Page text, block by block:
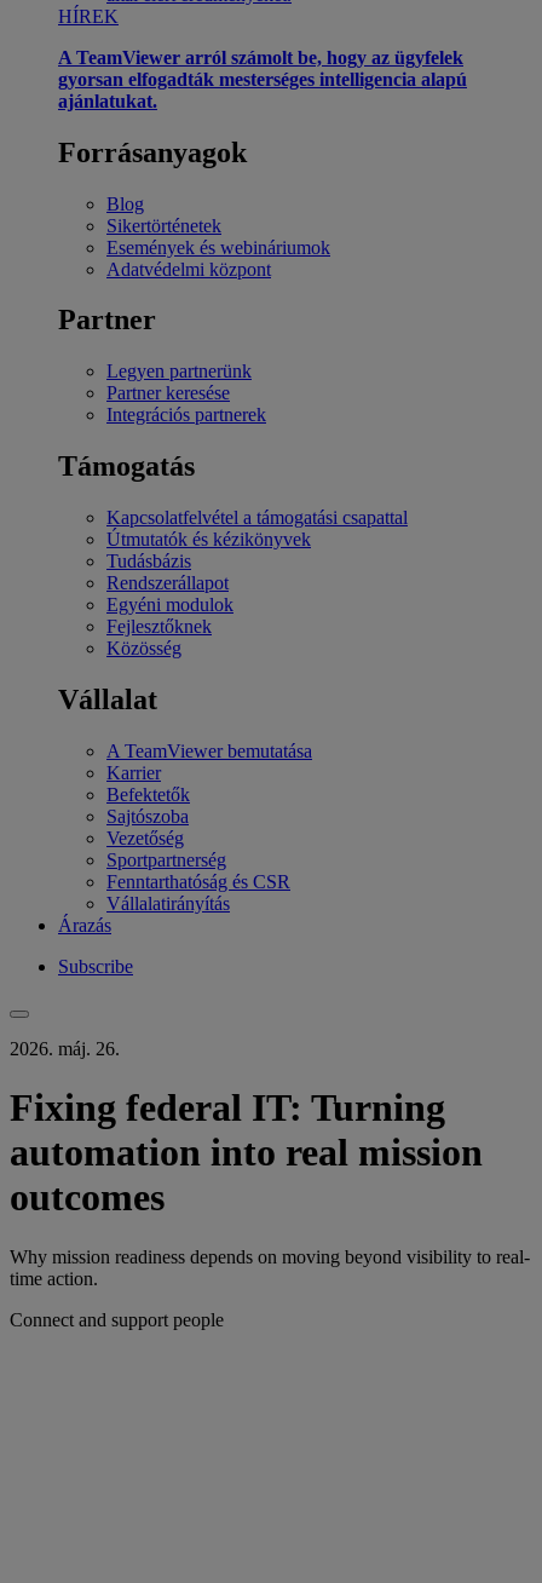
HÍREK
A TeamViewer arról számolt be, hogy az ügyfelek
gyorsan elfogadták mesterséges intelligencia alapú
ajánlatukat.
Forrásanyagok
Blog
Sikertörténetek
Események és webináriumok
Adatvédelmi központ
Partner
Legyen partnerünk
Partner keresése
Integrációs partnerek
Támogatás
Kapcsolatfelvétel a támogatási csapattal
Útmutatók és kézikönyvek
Tudásbázis
Rendszerállapot
Egyéni modulok
Fejlesztőknek
Közösség
Vállalat
A TeamViewer bemutatása
Karrier
Befektetők
Sajtószoba
Vezetőség
Sportpartnerség
Fenntarthatóság és CSR
Vállalatirányítás
Árazás
Subscribe
2026. máj. 26.
Fixing federal IT: Turning
automation into real mission
outcomes
Why mission readiness depends on moving beyond visibility to real-
time action.
Connect and support people